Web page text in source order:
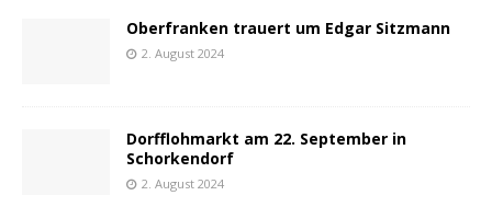
Oberfranken trauert um Edgar Sitzmann
2. August 2024
Dorfflohmarkt am 22. September in
Schorkendorf
2. August 2024